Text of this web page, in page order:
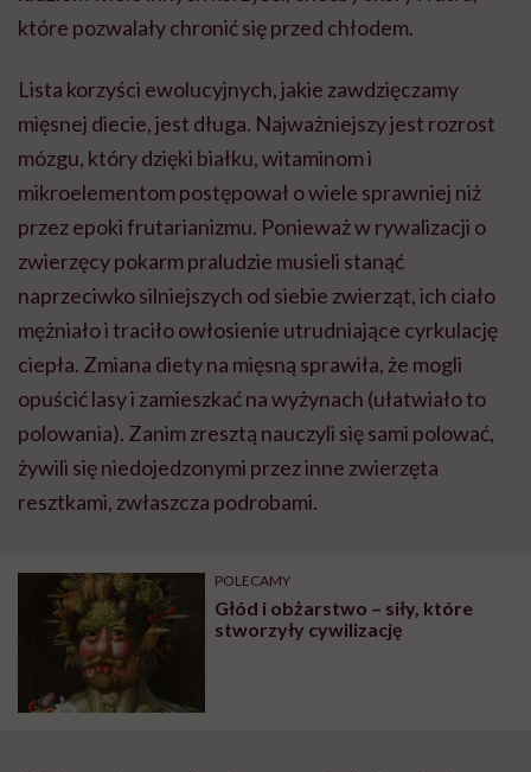
które pozwalały chronić się przed chłodem.
Lista korzyści ewolucyjnych, jakie zawdzięczamy
mięsnej diecie, jest długa. Najważniejszy jest rozrost
mózgu, który dzięki białku, witaminom i
mikroelementom postępował o wiele sprawniej niż
przez epoki frutarianizmu. Ponieważ w rywalizacji o
zwierzęcy pokarm praludzie musieli stanąć
naprzeciwko silniejszych od siebie zwierząt, ich ciało
mężniało i traciło owłosienie utrudniające cyrkulację
ciepła. Zmiana diety na mięsną sprawiła, że mogli
opuścić lasy i zamieszkać na wyżynach (ułatwiało to
polowania). Zanim zresztą nauczyli się sami polować,
żywili się niedojedzonymi przez inne zwierzęta
resztkami, zwłaszcza podrobami.
POLECAMY
Głód i obżarstwo – siły, które
stworzyły cywilizację